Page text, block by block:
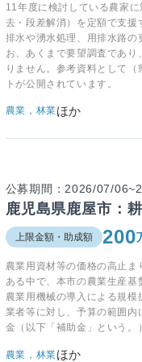
11年度に検討している農家
去・段差解消）を定額で支
排水や湧水処理、用排水路の
お、あくまで要望調査であ
りません。参考資料として
トが公開されています。
農業，林業ほか
公募期間：2026/07/
鹿児島県鹿屋市：
上限金額・助成額 200
農業用資材等の価格の高止
ある中で、本市の農業生産
農業用機械の導入による規
業者等に対し、予算の範囲
金（以下「補助金」という。
農業，林業ほか